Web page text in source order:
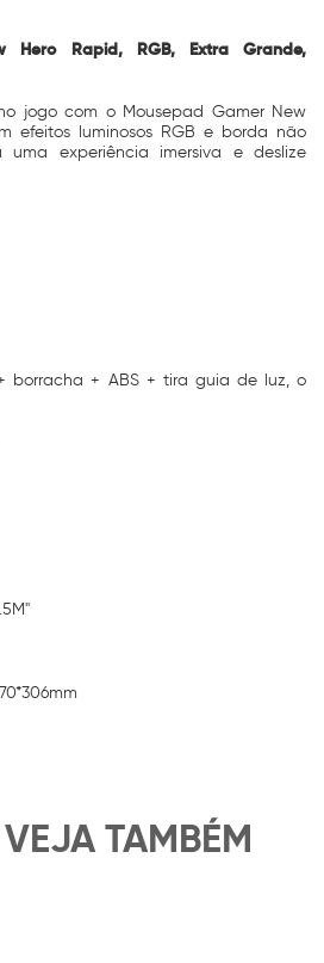
Hero Rapid, RGB, Extra Grande,
jogo com o Mousepad Gamer New
efeitos luminosos RGB e borda não
uma experiência imersiva e deslize
borracha + ABS + tira guia de luz, o
VEJA TAMBÉM